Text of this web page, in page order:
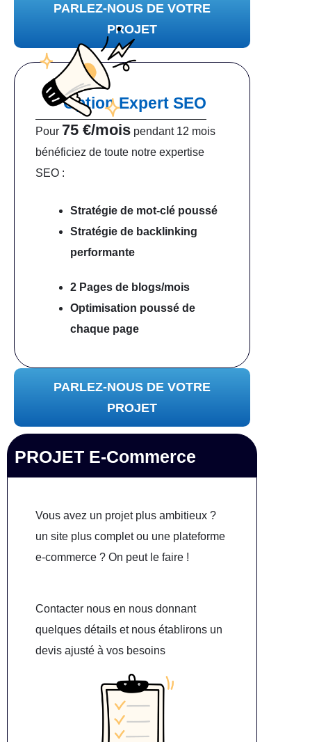
PARLEZ-NOUS DE VOTRE
PROJET
Option Expert SEO
Pour 75 €/moispendant 12 mois
bénéficiez de toute notre expertise
SEO :
Stratégie de mot-clé poussé
Stratégie de backlinking
performante
2 Pages de blogs/mois
Optimisation pousséde
chaque page
PARLEZ-NOUS DE VOTRE
PROJET
PROJET E-Commerce
Vous avez un projet plus ambitieux ?
un site plus complet ou une plateforme
e-commerce ? On peut le faire !
Contacter nous en nous donnant
quelques détails et nous établirons un
devis ajusté à vos besoins